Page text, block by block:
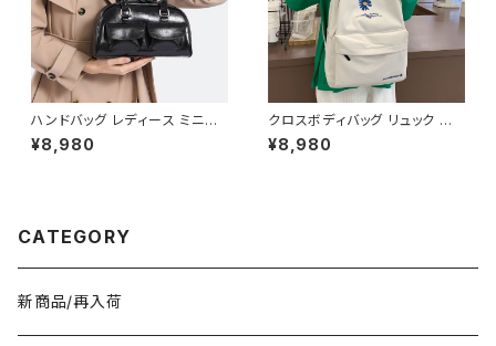
ハンドバッグ レディース ミニバ
ッグ ショルダーバッグ レトロバッ
グ 韓国風バッグ コンパクトバッ
¥8,980
クロスボディバッグ リュック バッ
クパック デイパック レディース
メンズ 男女兼用 軽量 大容量 通
¥8,980
CATEGORY
新商品/再入荷